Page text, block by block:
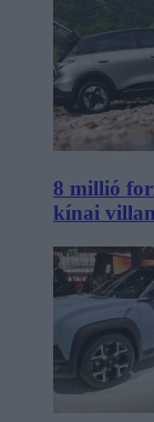
8 millió
kínai